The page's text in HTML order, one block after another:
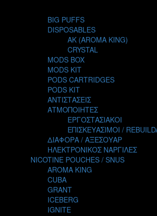
NUBO
OMERTA LIQUIDS
OPMH PROJECT
S-ELF JUICE
SADBOY
SCANDAL
SECRET FOREST
STEAM CITY LIQUIDS
STEAM TRAIN
STEAMPUNK
TALES
TATTOO
THE ALCHEMIST
THE SMOKER'S CLUB
TIKI MAHU
TWIST
VGOD
WILD ZOO
BIG PUFFS
DISPOSABLES
AK (AROMA KING)
CRYSTAL
MODS BOX
MODS KIT
PODS CARTRIDGES
PODS KIT
ΑΝΤΙΣΤΑΣΕΙΣ
ΑΤΜΟΠΟΙΗΤΕΣ
ΕΡΓΟΣΤΑΣΙΑΚΟΙ
ΕΠΙΣΚΕΥΑΣΙΜΟΙ /
ΔΙΑΦΟΡΑ / ΑΞΕΣΟΥΑΡ
ΗΛΕΚΤΡΟΝΙΚΟΣ ΝΑΡΓΙΛΕΣ
NICOTINE POUCHES / SNUS
AROMA KING
CUBA
GRANT
ICEBERG
IGNITE